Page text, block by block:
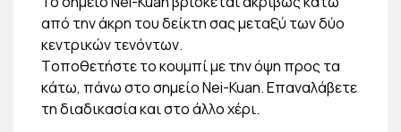
από την άκρη του δείκτη σας μεταξύ των δύο
κεντρικών τενόντων.
Tοποθετήστε το κουμπί με την όψη προς τα
κάτω, πάνω στο σημείο Nei-Kuan. Επαναλάβετε
τη διαδικασία και στο άλλο χέρι.